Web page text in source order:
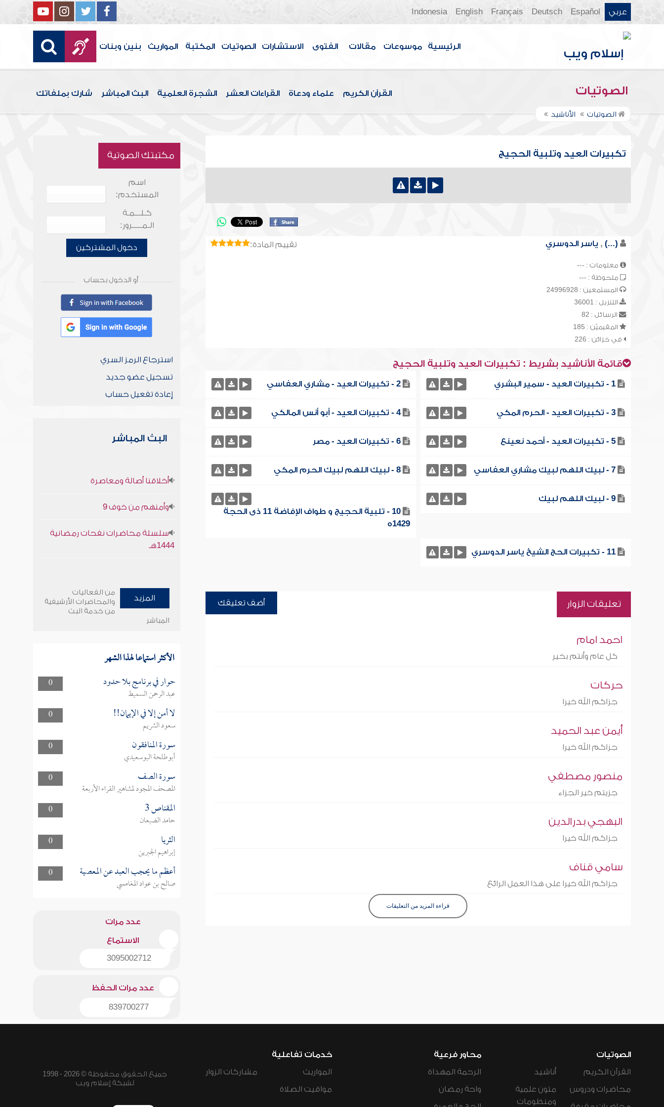
عربي Español
Deutsch
Français
English
Indonesia
الرئيسية موسوعات مقالات الفتوى الاستشارات الصوتيات المكتبة المواريث بنين وبنات
الصوتيات القرآن الكريم علماء ودعاة القراءات العشر الشجرة العلمية البث المباشر شارك بملفاتك
الصوتيات الأناشيد
تكبيرات العيد وتلبية الحجيج
تقييم المادة: (...)
, ياسر الدوسري
معلومات : ---
ملحوظة : ---
المستمعين : 24996928
التنزيل : 36001
الرسائل : 82
المقيميّن : 185
في خزائن : 226
قائمة الأناشيد بشريط : تكبيرات العيد وتلبية الحجيج
1 - تكبيرات العيد - سمير البشري 2 - تكبيرات العيد - مشاري العفاسي
3 - تكبيرات العيد - الحرم المكي 4 - تكبيرات العيد - أبو أنس المالكي
5 - تكبيرات العيد - أحمد نعينع 6 - تكبيرات العيد - مصر
7 - لبيك اللهم لبيك مشاري العفاسي 8 - لبيك اللهم لبيك الحرم المكي
9 - لبيك اللهم لبيك
10 - تلبية الحجيج و طواف الإفاضة 11 ذى الحجة
1429ه
11 - تكبيرات الحج الشيخ ياسر الدوسري
تعليقات الزوار أضف تعليقك
احمد امام
كل عام وأنتم بخير
حركات
جزاكم الله خيرا
أيمن عبد الحميد
جزاكم الله خيرا
منصور مصطفي
جزيتم خير الجزاء
البهجي بدرالدين
جزاكم الله خيرا
سامي قناف
جزاكم الله خيرا على هذا العمل الرائع
قراءة المزيد من التعليقات
مكتبتك الصوتية
اسم
المستخدم:
كـلـــمـة
الـمـــــرور:
دخول المشتركين
أو الدخول بحساب
استرجاع الرمز السري
تسجيل عضو جديد
إعادة تفعيل حساب
البث المباشر
أخلاقنا أصالة ومعاصرة
وأمنهم من خوف 9
سلسلة محاضرات نفحات رمضانية
1444هـ
المزيد
من الفعاليات
والمحاضرات الأرشيفية
من خدمة البث
المباشر
الأكثر استماعا لهذا الشهر
0 حوار في برنامج بلا حدود
عبد الرحمن السميط
0
لا أمن إلا في الإيمان!!
سعود الشريم
0
سورة المنافقون
أبوطلحة البوسعيدي
0
سورة الصف
المصحف المجود لمشاهير القراء الأربعة
0
المقناص 3
حامد الضبعان
0
الثريا
إبراهيم الجبرين
0
أعظم ما يحجب العبد عن المعصية
صالح بن عواد المغامسي
عدد مرات
الاستماع
3095002712
عدد مرات الحفظ
839700277
الصوتيات
القرآن الكريم
محاضرات ودروس
أناشيد
متون علمية
ومنظومات
محاور فرعية
الرحمة المهداة
واحة رمضان
خدمات تفاعلية
المواريث
مواقيت الصلاة
مشاركات الزوار
جميع الحقوق محفوظة © 2026 - 1998
لشبكة إسلام ويب